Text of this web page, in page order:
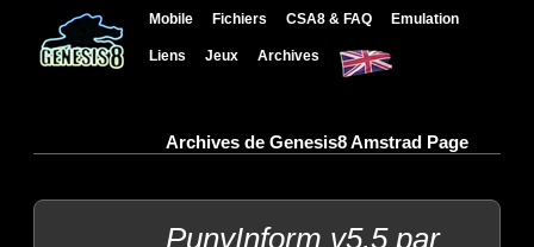
Mobile Fichiers CSA8 & FAQ Emulation
Liens Jeux Archives
Archives de Genesis8 Amstrad Page
PunyInform v5.5 par